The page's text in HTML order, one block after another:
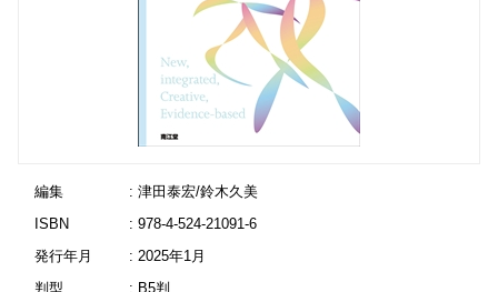
編集
: 津田泰宏/鈴木久美
ISBN
: 978-4-524-21091-6
発行年月
: 2025年1月
判型
: B5判